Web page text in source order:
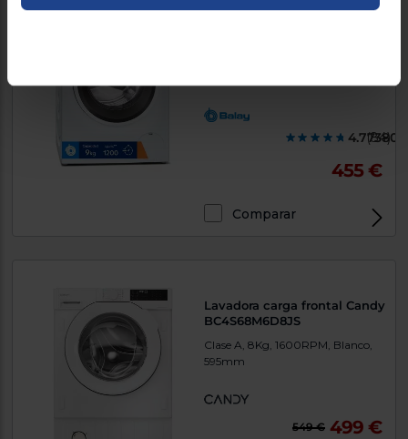
(84)
455 €
Comparar
Lavadora carga frontal Candy
BC4S68M6D8JS
Clase A, 8Kg, 1600RPM, Blanco,
595mm
549 € 499 €